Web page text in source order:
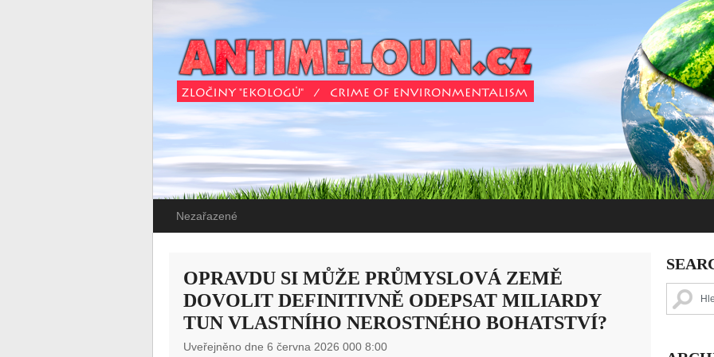
Nezařazené
OPRAVDU SI MŮŽE PRŮMYSLOVÁ ZEMĚ
DOVOLIT DEFINITIVNĚ ODEPSAT MILIARDY
TUN VLASTNÍHO NEROSTNÉHO BOHATSTVÍ?
Uveřejněno dne 6 června 2026 000 8:00